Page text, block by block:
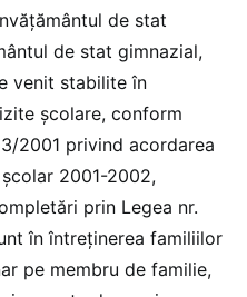
de stat
de stat gimnazial,
venit stabilite în
şcolare, conform
2001 privind acordarea
2001-2002,
prin Legea nr.
în întreţinerea familiilor
pe membru de familie,